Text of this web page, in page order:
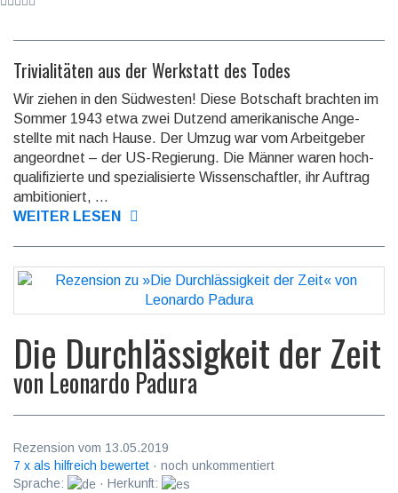
Trivialitäten aus der Werkstatt des Todes
Wir ziehen in den Südwesten! Diese Botschaft brachten im
Sommer 1943 etwa zwei Dutzend ameri­ka­nische Ange­
stellte mit nach Hause. Der Umzug war vom Arbeit­geber
ange­ordnet – der US-Regie­rung. Die Männer waren hoch­
quali­fizierte und spezia­lisierte Wissen­schaftler, ihr Auftrag
ambi­tioniert, ...
WEITER LESEN
Die Durchlässigkeit der Zeit
von Leonardo Padura
Rezension vom 13.05.2019
7 x als hilfreich bewertet · noch unkommentiert
Sprache:
· Herkunft: